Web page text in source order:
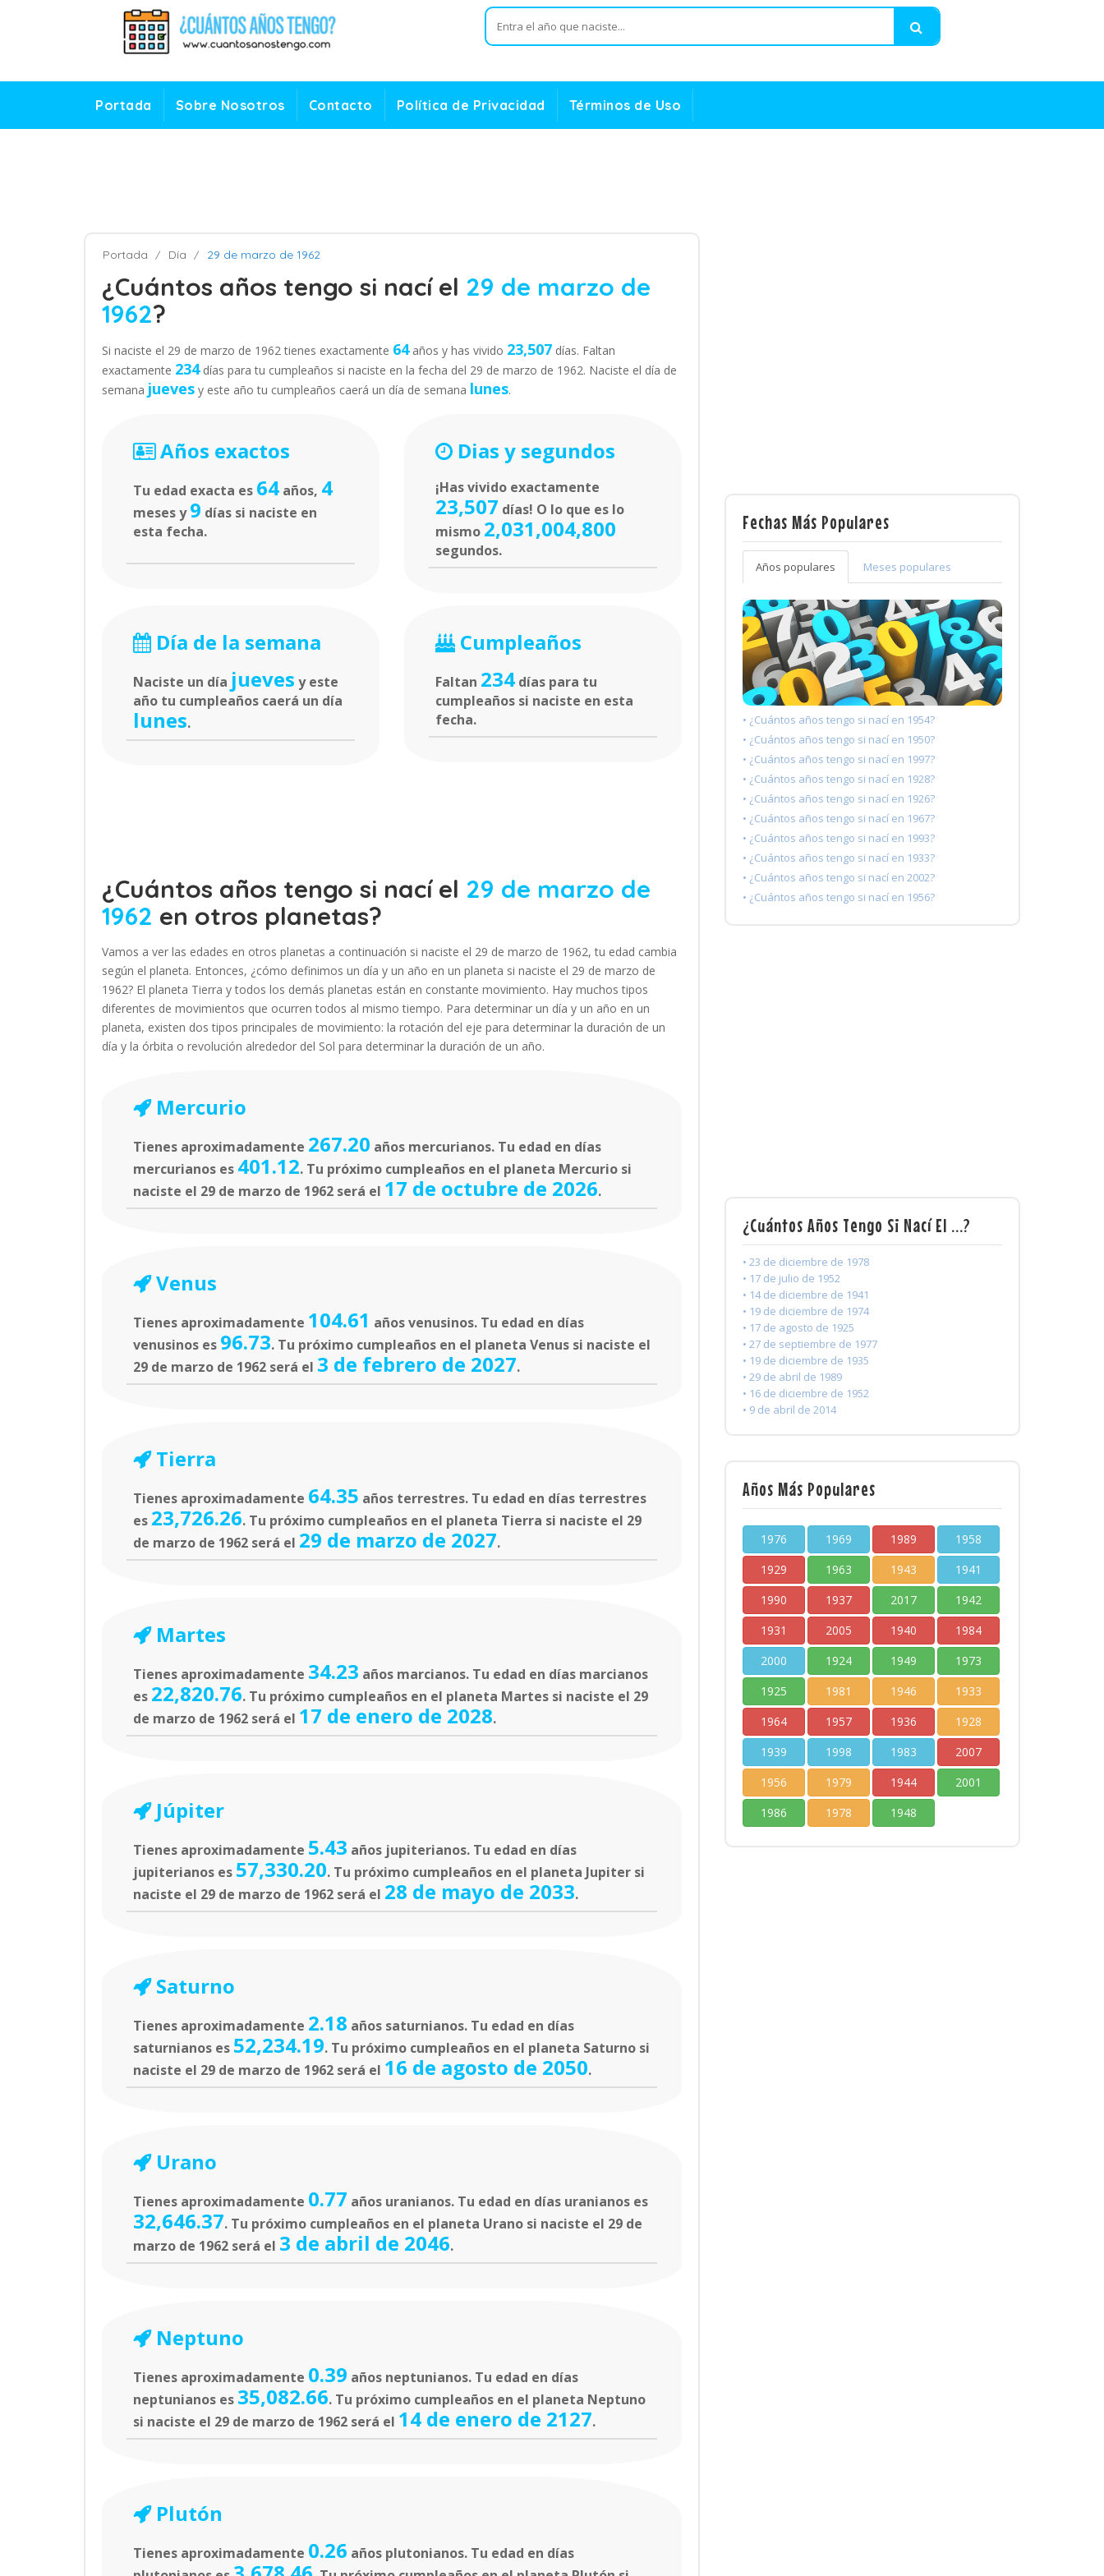
Portada Sobre Nosotros Contacto Política de Privacidad Términos de Uso
Portada Día 29 de marzo de 1962
¿Cuántos años tengo si nací el 29 de marzo de
1962?
Si naciste el 29 de marzo de 1962 tienes exactamente 64años y has vivido 23,507 días. Faltan
exactamente 234días para tu cumpleaños si naciste en la fecha del 29 de marzo de 1962. Naciste el día de
semana jueves y este año tu cumpleaños caerá un día de semana lunes.
Años exactos
Tu edad exacta es 64 años, 4
meses y9 días si naciste en
esta fecha.
Dias y segundos
¡Has vivido exactamente
23,507 días! O lo que es lo
mismo 2,031,004,800
segundos.
Día de la semana
Naciste un día jueves y este
año tu cumpleaños caerá un día
lunes.
Cumpleaños
Faltan 234 días para tu
cumpleaños si naciste en esta
fecha.
¿Cuántos años tengo si nací el 29 de marzo de
1962 en otros planetas?
Vamos a ver las edades en otros planetas a continuación si naciste el 29 de marzo de 1962, tu edad cambia
según el planeta. Entonces, ¿cómo definimos un día y un año en un planeta si naciste el 29 de marzo de
1962? El planeta Tierra y todos los demás planetas están en constante movimiento. Hay muchos tipos
diferentes de movimientos que ocurren todos al mismo tiempo. Para determinar un día y un año en un
planeta, existen dos tipos principales de movimiento: la rotación del eje para determinar la duración de un
día y la órbita o revolución alrededor del Sol para determinar la duración de un año.
Mercurio
Tienes aproximadamente 267.20 años mercurianos. Tu edad en días
mercurianos es 401.12. Tu próximo cumpleaños en el planeta Mercurio si
naciste el 29 de marzo de 1962 será el 17 de octubre de 2026.
Venus
Tienes aproximadamente 104.61 años venusinos. Tu edad en días
venusinos es 96.73. Tu próximo cumpleaños en el planeta Venus si naciste el
29 de marzo de 1962 será el 3 de febrero de 2027.
Tierra
Tienes aproximadamente 64.35 años terrestres. Tu edad en días terrestres
es 23,726.26. Tu próximo cumpleaños en el planeta Tierra si naciste el 29
de marzo de 1962 será el 29 de marzo de 2027.
Martes
Tienes aproximadamente 34.23 años marcianos. Tu edad en días marcianos
es 22,820.76. Tu próximo cumpleaños en el planeta Martes si naciste el 29
de marzo de 1962 será el 17 de enero de 2028.
Júpiter
Tienes aproximadamente 5.43 años jupiterianos. Tu edad en días
jupiterianos es 57,330.20. Tu próximo cumpleaños en el planeta Jupiter si
naciste el 29 de marzo de 1962 será el 28 de mayo de 2033.
Saturno
Tienes aproximadamente 2.18 años saturnianos. Tu edad en días
saturnianos es 52,234.19. Tu próximo cumpleaños en el planeta Saturno si
naciste el 29 de marzo de 1962 será el 16 de agosto de 2050.
Urano
Tienes aproximadamente 0.77 años uranianos. Tu edad en días uranianos es
32,646.37. Tu próximo cumpleaños en el planeta Urano si naciste el 29 de
marzo de 1962 será el 3 de abril de 2046.
Neptuno
Tienes aproximadamente 0.39 años neptunianos. Tu edad en días
neptunianos es 35,082.66. Tu próximo cumpleaños en el planeta Neptuno
si naciste el 29 de marzo de 1962 será el 14 de enero de 2127.
Plutón
Tienes aproximadamente 0.26 años plutonianos. Tu edad en días
Fechas Más Populares
Años populares Meses populares
• ¿Cuántos años tengo si nací en 1954?
• ¿Cuántos años tengo si nací en 1950?
• ¿Cuántos años tengo si nací en 1997?
• ¿Cuántos años tengo si nací en 1928?
• ¿Cuántos años tengo si nací en 1926?
• ¿Cuántos años tengo si nací en 1967?
• ¿Cuántos años tengo si nací en 1993?
• ¿Cuántos años tengo si nací en 1933?
• ¿Cuántos años tengo si nací en 2002?
• ¿Cuántos años tengo si nací en 1956?
¿Cuántos Años Tengo Si Nací El ...?
• 23 de diciembre de 1978
• 17 de julio de 1952
• 14 de diciembre de 1941
• 19 de diciembre de 1974
• 17 de agosto de 1925
• 27 de septiembre de 1977
• 19 de diciembre de 1935
• 29 de abril de 1989
• 16 de diciembre de 1952
• 9 de abril de 2014
Años Más Populares
1976 1969 1989
1958
1929
1963 1943
1941
1990
1937 2017
1942
1931
2005 1940
1984
2000
1924 1949
1973
1925
1981 1946
1933
1964
1957 1936
1928
1939
1998 1983
2007
1956
1979 1944
2001
1986
1978 1948